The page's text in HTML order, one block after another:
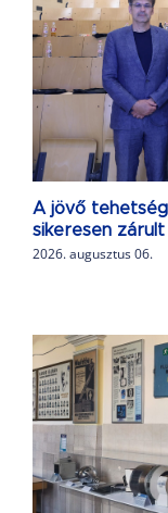
A jövő
sikeresen zárult
2026. augusztus 06.